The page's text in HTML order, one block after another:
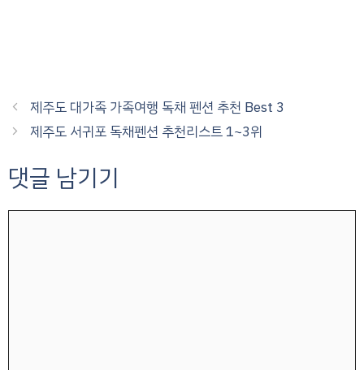
제주도 대가족 가족여행 독채 펜션 추천 Best 3
제주도 서귀포 독채펜션 추천리스트 1~3위
댓글 남기기